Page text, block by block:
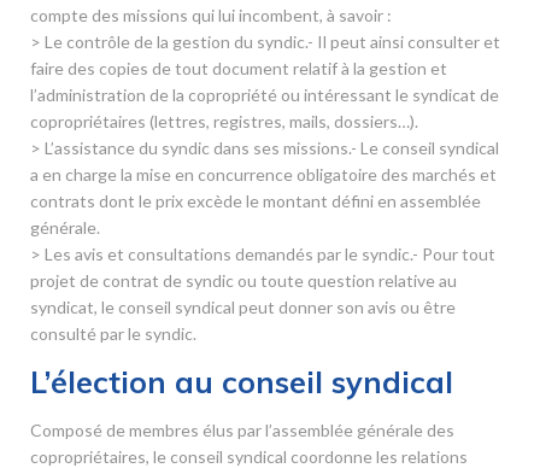
compte des missions qui lui incombent, à savoir :
> Le contrôle de la gestion du syndic.- Il peut ainsi consulter et
faire des copies de tout document relatif à la gestion et
l’administration de la copropriété ou intéressant le syndicat de
copropriétaires (lettres, registres, mails, dossiers…).
> L’assistance du syndic dans ses missions.- Le conseil syndical
a en charge la mise en concurrence obligatoire des marchés et
contrats dont le prix excède le montant défini en assemblée
générale.
> Les avis et consultations demandés par le syndic.- Pour tout
projet de contrat de syndic ou toute question relative au
syndicat, le conseil syndical peut donner son avis ou être
consulté par le syndic.
L’élection au conseil syndical
Composé de membres élus par l’assemblée générale des
copropriétaires, le conseil syndical coordonne les relations